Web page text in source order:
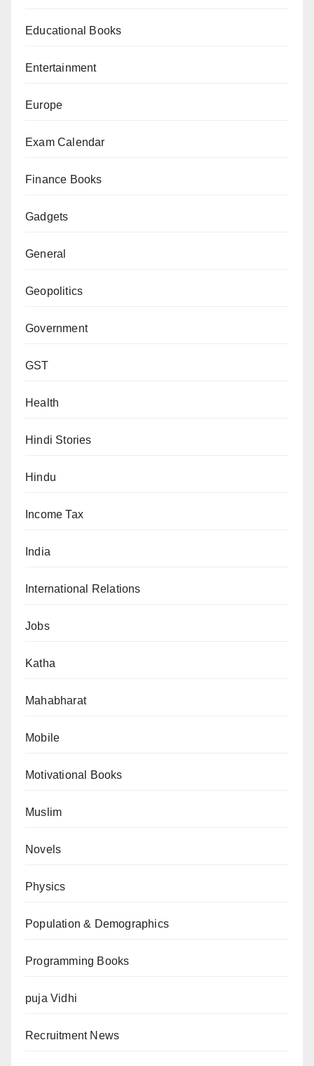
Educational Books
Entertainment
Europe
Exam Calendar
Finance Books
Gadgets
General
Geopolitics
Government
GST
Health
Hindi Stories
Hindu
Income Tax
India
International Relations
Jobs
Katha
Mahabharat
Mobile
Motivational Books
Muslim
Novels
Physics
Population & Demographics
Programming Books
puja Vidhi
Recruitment News